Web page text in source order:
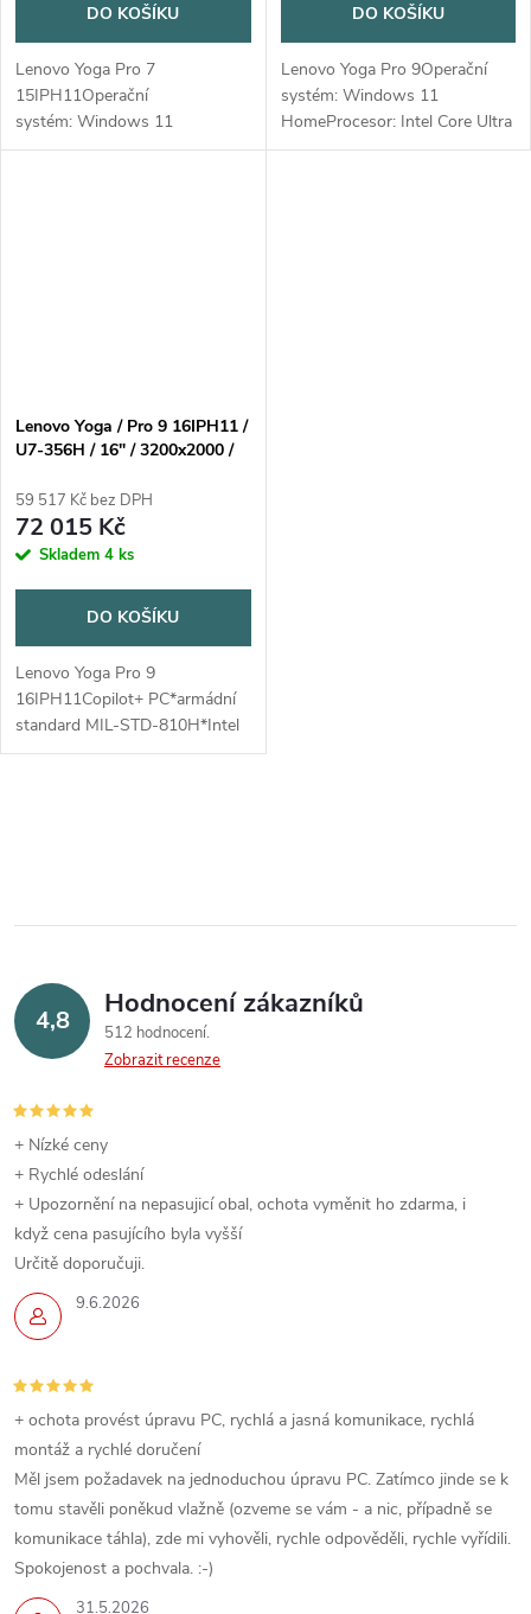
DO KOŠÍKU
Lenovo Yoga Pro 7
15IPH11Operační
systém: Windows 11
ProProcesor: Intel Core Ultra 9
DO KOŠÍKU
Lenovo Yoga Pro 9Operační
systém: Windows 11
HomeProcesor: Intel Core Ultra
9 285H, 16C (6P + 8E +
Lenovo Yoga / Pro 9 16IPH11 /
U7-356H / 16" / 3200x2000 /
5060 / W11H / Gray / 3R On-
Site
59 517 Kč bez DPH
72 015 Kč
Skladem 4 ks
DO KOŠÍKU
Lenovo Yoga Pro 9
16IPH11Copilot+ PC*armádní
standard MIL-STD-810H*Intel
Evo™*Lenovo® AI
l
d
a
c
í
p
r
v
k
y
v
ý
p
i
4,8 Hodnocení zákazníků
512 hodnocení
Zobrazit recenze
9.6.2026
+ Nízké ceny
+ Rychlé odeslání
+ Upozornění na nepasujicí obal, ochota vyměnit ho zdarma, i
když cena pasujícího byla vyšší
Určitě doporučuji.
31.5.2026
+ ochota provést úpravu PC, rychlá a jasná komunikace, rychlá
montáž a rychlé doručení
Měl jsem požadavek na jednoduchou úpravu PC. Zatímco jinde se k
tomu stavěli poněkud vlažně (ozveme se vám - a nic, případně se
komunikace táhla), zde mi vyhověli, rychle odpověděli, rychle vyřídili.
Spokojenost a pochvala. :-)